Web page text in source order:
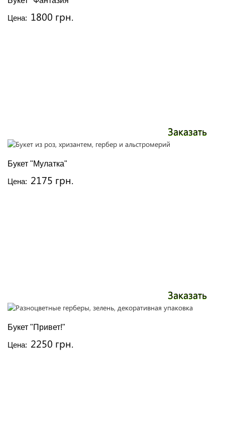
Цена: 1800 грн.
Заказать
Букет "Мулатка"
Цена: 2175 грн.
Заказать
Букет "Привет!"
Цена: 2250 грн.